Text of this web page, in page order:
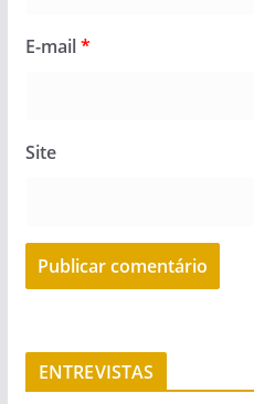
E-mail*
Site
ENTREVISTAS